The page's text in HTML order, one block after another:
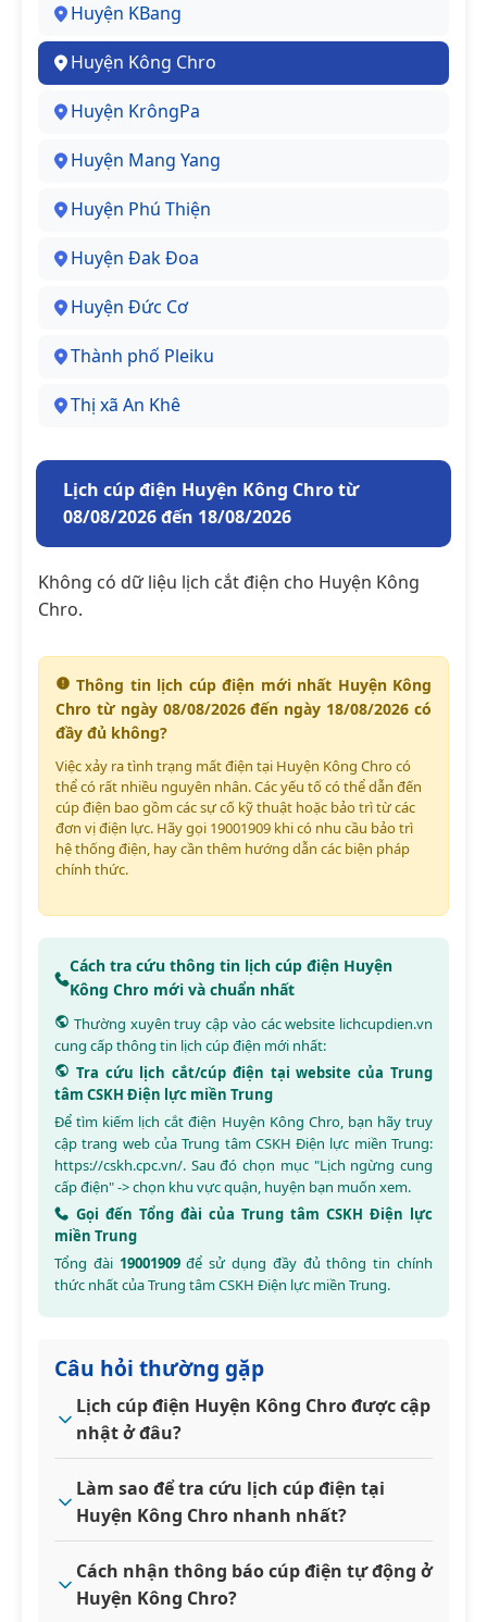
Huyện KBang
Huyện Kông Chro
Huyện KrôngPa
Huyện Mang Yang
Huyện Phú Thiện
Huyện Đak Đoa
Huyện Đức Cơ
Thành phố Pleiku
Thị xã An Khê
Lịch cúp điện Huyện Kông Chro từ
08/08/2026 đến 18/08/2026
Không có dữ liệu lịch cắt điện cho Huyện Kông
Chro.
Thông tin lịch cúp điện mới nhất Huyện Kông
Chro từ ngày 08/08/2026 đến ngày 18/08/2026 có
đầy đủ không?
Việc xảy ra tình trạng mất điện tại Huyện Kông Chro có
thể có rất nhiều nguyên nhân. Các yếu tố có thể dẫn đến
cúp điện bao gồm các sự cố kỹ thuật hoặc bảo trì từ các
đơn vị điện lực. Hãy gọi 19001909 khi có nhu cầu bảo trì
hệ thống điện, hay cần thêm hướng dẫn các biện pháp
chính thức.
Cách tra cứu thông tin lịch cúp điện Huyện
Kông Chro mới và chuẩn nhất
Thường xuyên truy cập vào các website lichcupdien.vn
cung cấp thông tin lịch cúp điện mới nhất:
Tra cứu lịch cắt/cúp điện tại website của Trung
tâm CSKH Điện lực miền Trung
Để tìm kiếm lịch cắt điện Huyện Kông Chro, bạn hãy truy
cập trang web của Trung tâm CSKH Điện lực miền Trung:
https://cskh.cpc.vn/. Sau đó chọn mục "Lịch ngừng cung
cấp điện" -> chọn khu vực quận, huyện bạn muốn xem.
Gọi đến Tổng đài của Trung tâm CSKH Điện lực
miền Trung
Tổng đài 19001909để sử dụng đầy đủ thông tin chính
thức nhất của Trung tâm CSKH Điện lực miền Trung.
Câu hỏi thường gặp
Lịch cúp điện Huyện Kông Chro được cập
nhật ở đâu?
Làm sao để tra cứu lịch cúp điện tại
Huyện Kông Chro nhanh nhất?
Cách nhận thông báo cúp điện tự động ở
Huyện Kông Chro?